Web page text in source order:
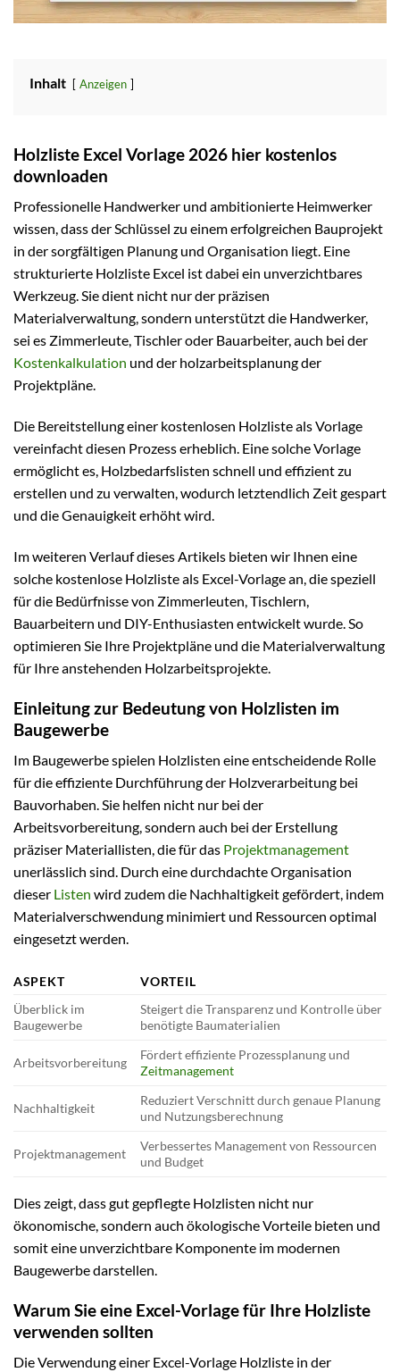
Inhalt Anzeigen
Holzliste Excel Vorlage 2026 hier kostenlos
downloaden
Professionelle Handwerker und ambitionierte Heimwerker
wissen, dass der Schlüssel zu einem erfolgreichen Bauprojekt
in der sorgfältigen Planung und Organisation liegt. Eine
strukturierte Holzliste Excel ist dabei ein unverzichtbares
Werkzeug. Sie dient nicht nur der präzisen
Materialverwaltung, sondern unterstützt die Handwerker,
sei es Zimmerleute, Tischler oder Bauarbeiter, auch bei der
Kostenkalkulation und der holzarbeitsplanung der
Projektpläne.
Die Bereitstellung einer kostenlosen Holzliste als Vorlage
vereinfacht diesen Prozess erheblich. Eine solche Vorlage
ermöglicht es, Holzbedarfslisten schnell und effizient zu
erstellen und zu verwalten, wodurch letztendlich Zeit gespart
und die Genauigkeit erhöht wird.
Im weiteren Verlauf dieses Artikels bieten wir Ihnen eine
solche kostenlose Holzliste als Excel-Vorlage an, die speziell
für die Bedürfnisse von Zimmerleuten, Tischlern,
Bauarbeitern und DIY-Enthusiasten entwickelt wurde. So
optimieren Sie Ihre Projektpläne und die Materialverwaltung
für Ihre anstehenden Holzarbeitsprojekte.
Einleitung zur Bedeutung von Holzlisten im
Baugewerbe
Im Baugewerbe spielen Holzlisten eine entscheidende Rolle
für die effiziente Durchführung der Holzverarbeitung bei
Bauvorhaben. Sie helfen nicht nur bei der
Arbeitsvorbereitung, sondern auch bei der Erstellung
präziser Materiallisten, die für das Projektmanagement
unerlässlich sind. Durch eine durchdachte Organisation
dieser Listen wird zudem die Nachhaltigkeit gefördert, indem
Materialverschwendung minimiert und Ressourcen optimal
eingesetzt werden.
ASPEKT
VORTEIL
Überblick im
Baugewerbe
Steigert die Transparenz und Kontrolle über
benötigte Baumaterialien
Arbeitsvorbereitung
Fördert effiziente Prozessplanung und
Zeitmanagement
Nachhaltigkeit
Reduziert Verschnitt durch genaue Planung
und Nutzungsberechnung
Projektmanagement
Verbessertes Management von Ressourcen
und Budget
Dies zeigt, dass gut gepflegte Holzlisten nicht nur
ökonomische, sondern auch ökologische Vorteile bieten und
somit eine unverzichtbare Komponente im modernen
Baugewerbe darstellen.
Warum Sie eine Excel-Vorlage für Ihre Holzliste
verwenden sollten
Die Verwendung einer Excel-Vorlage Holzliste in der